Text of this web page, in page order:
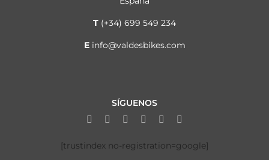
T (+34) 699 549 234
E info@valdesbikes.com
SÍGUENOS
[trustindex no-registration=google]